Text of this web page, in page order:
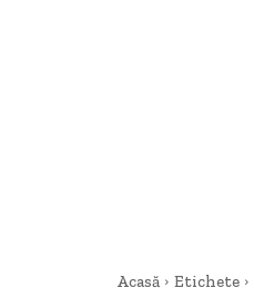
Acasă Etichete